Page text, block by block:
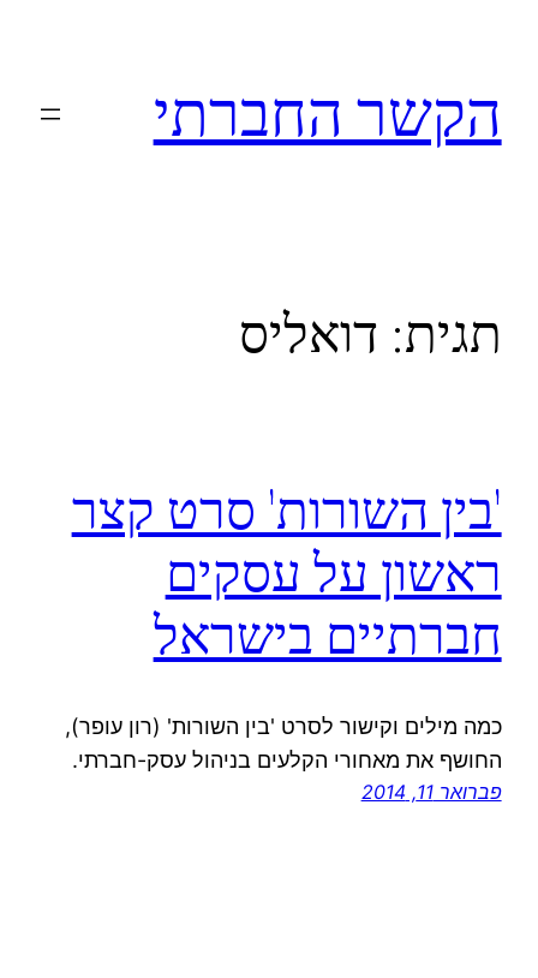
הקשר החברתי
תגית: דואליס
'בין השורות' סרט קצר
ראשון על עסקים
חברתיים בישראל
כמה מילים וקישור לסרט 'בין השורות' (רון עופר),
החושף את מאחורי הקלעים בניהול עסק-חברתי.
פברואר 11, 2014